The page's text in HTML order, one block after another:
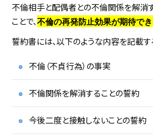
不倫相手と配偶者との不倫関係を解消
ことで、不倫の再発防止効果が期待で
誓約書には、以下のような内容を記載す
不倫（不貞行為）の事実
不倫関係を解消することの誓約
今後二度と接触しないことの誓約